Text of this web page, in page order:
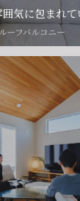
気に包まれて
ーフバルコニー
24-
水曜定休
閉じる
073-
閉じる
24-
水曜定休
閉じる